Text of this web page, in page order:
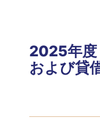
2025年度
および貸